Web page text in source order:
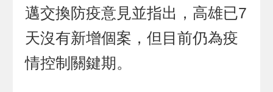
邁交換防疫意見並指出，高雄已7
天沒有新增個案，但目前仍為疫
情控制關鍵期。